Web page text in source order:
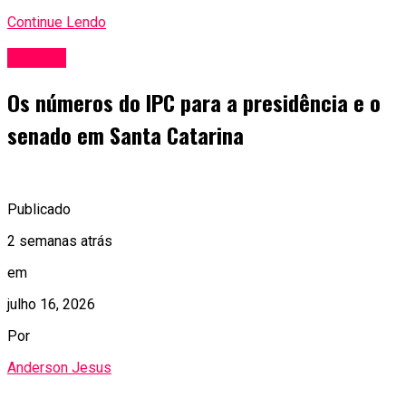
Continue Lendo
Os números do IPC para a presidência e o
senado em Santa Catarina
Publicado
2 semanas atrás
em
julho 16, 2026
Por
Anderson Jesus